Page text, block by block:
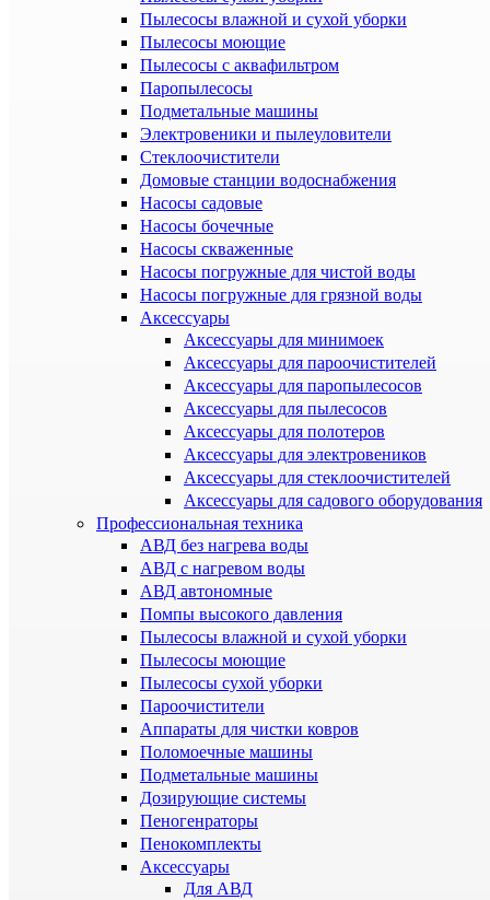
Пылесосы влажной и сухой уборки
Пылесосы моющие
Пылесосы с аквафильтром
Паропылесосы
Подметальные машины
Электровеники и пылеуловители
Стеклоочистители
Домовые станции водоснабжения
Насосы садовые
Насосы бочечные
Насосы скваженные
Насосы погружные для чистой воды
Насосы погружные для грязной воды
Аксессуары
Аксессуары для минимоек
Аксессуары для пароочистителей
Аксессуары для паропылесосов
Аксессуары для пылесосов
Аксессуары для полотеров
Аксессуары для электровеников
Аксессуары для стеклоочистителей
Аксессуары для садового оборудования
Профессиональная техника
АВД без нагрева воды
АВД с нагревом воды
АВД автономные
Помпы высокого давления
Пылесосы влажной и сухой уборки
Пылесосы моющие
Пылесосы сухой уборки
Пароочистители
Аппараты для чистки ковров
Поломоечные машины
Подметальные машины
Дозирующие системы
Пеногенраторы
Пенокомплекты
Аксессуары
Для АВД